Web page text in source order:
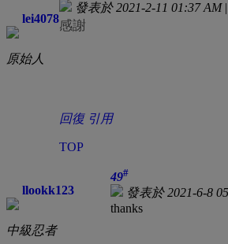
lei4078
原始人
發表於 2021-2-11 01:37 AM|
感謝
回復 引用
TOP
llookk123
中級忍者
49#
發表於 2021-6-8
thanks